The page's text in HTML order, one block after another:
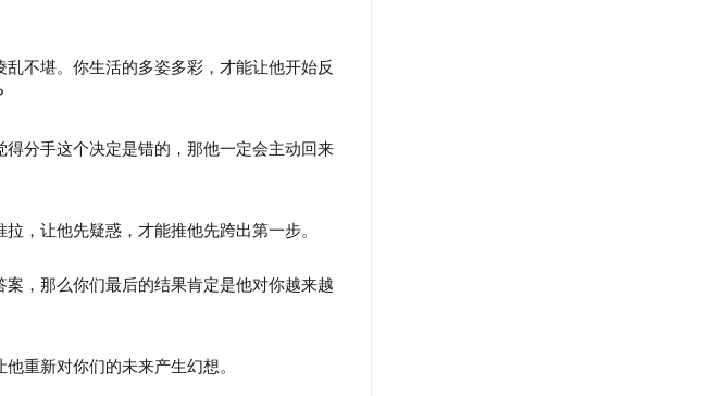
不堪。你生活的多姿多彩，才能让他开始反
分手这个决定是错的，那他一定会主动回来
让他先疑惑，才能推他先跨出第一步。
，那么你们最后的结果肯定是他对你越来越
重新对你们的未来产生幻想。